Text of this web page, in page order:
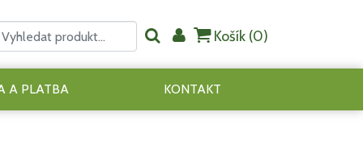
Košík (0)
A PLATBA KONTAKT